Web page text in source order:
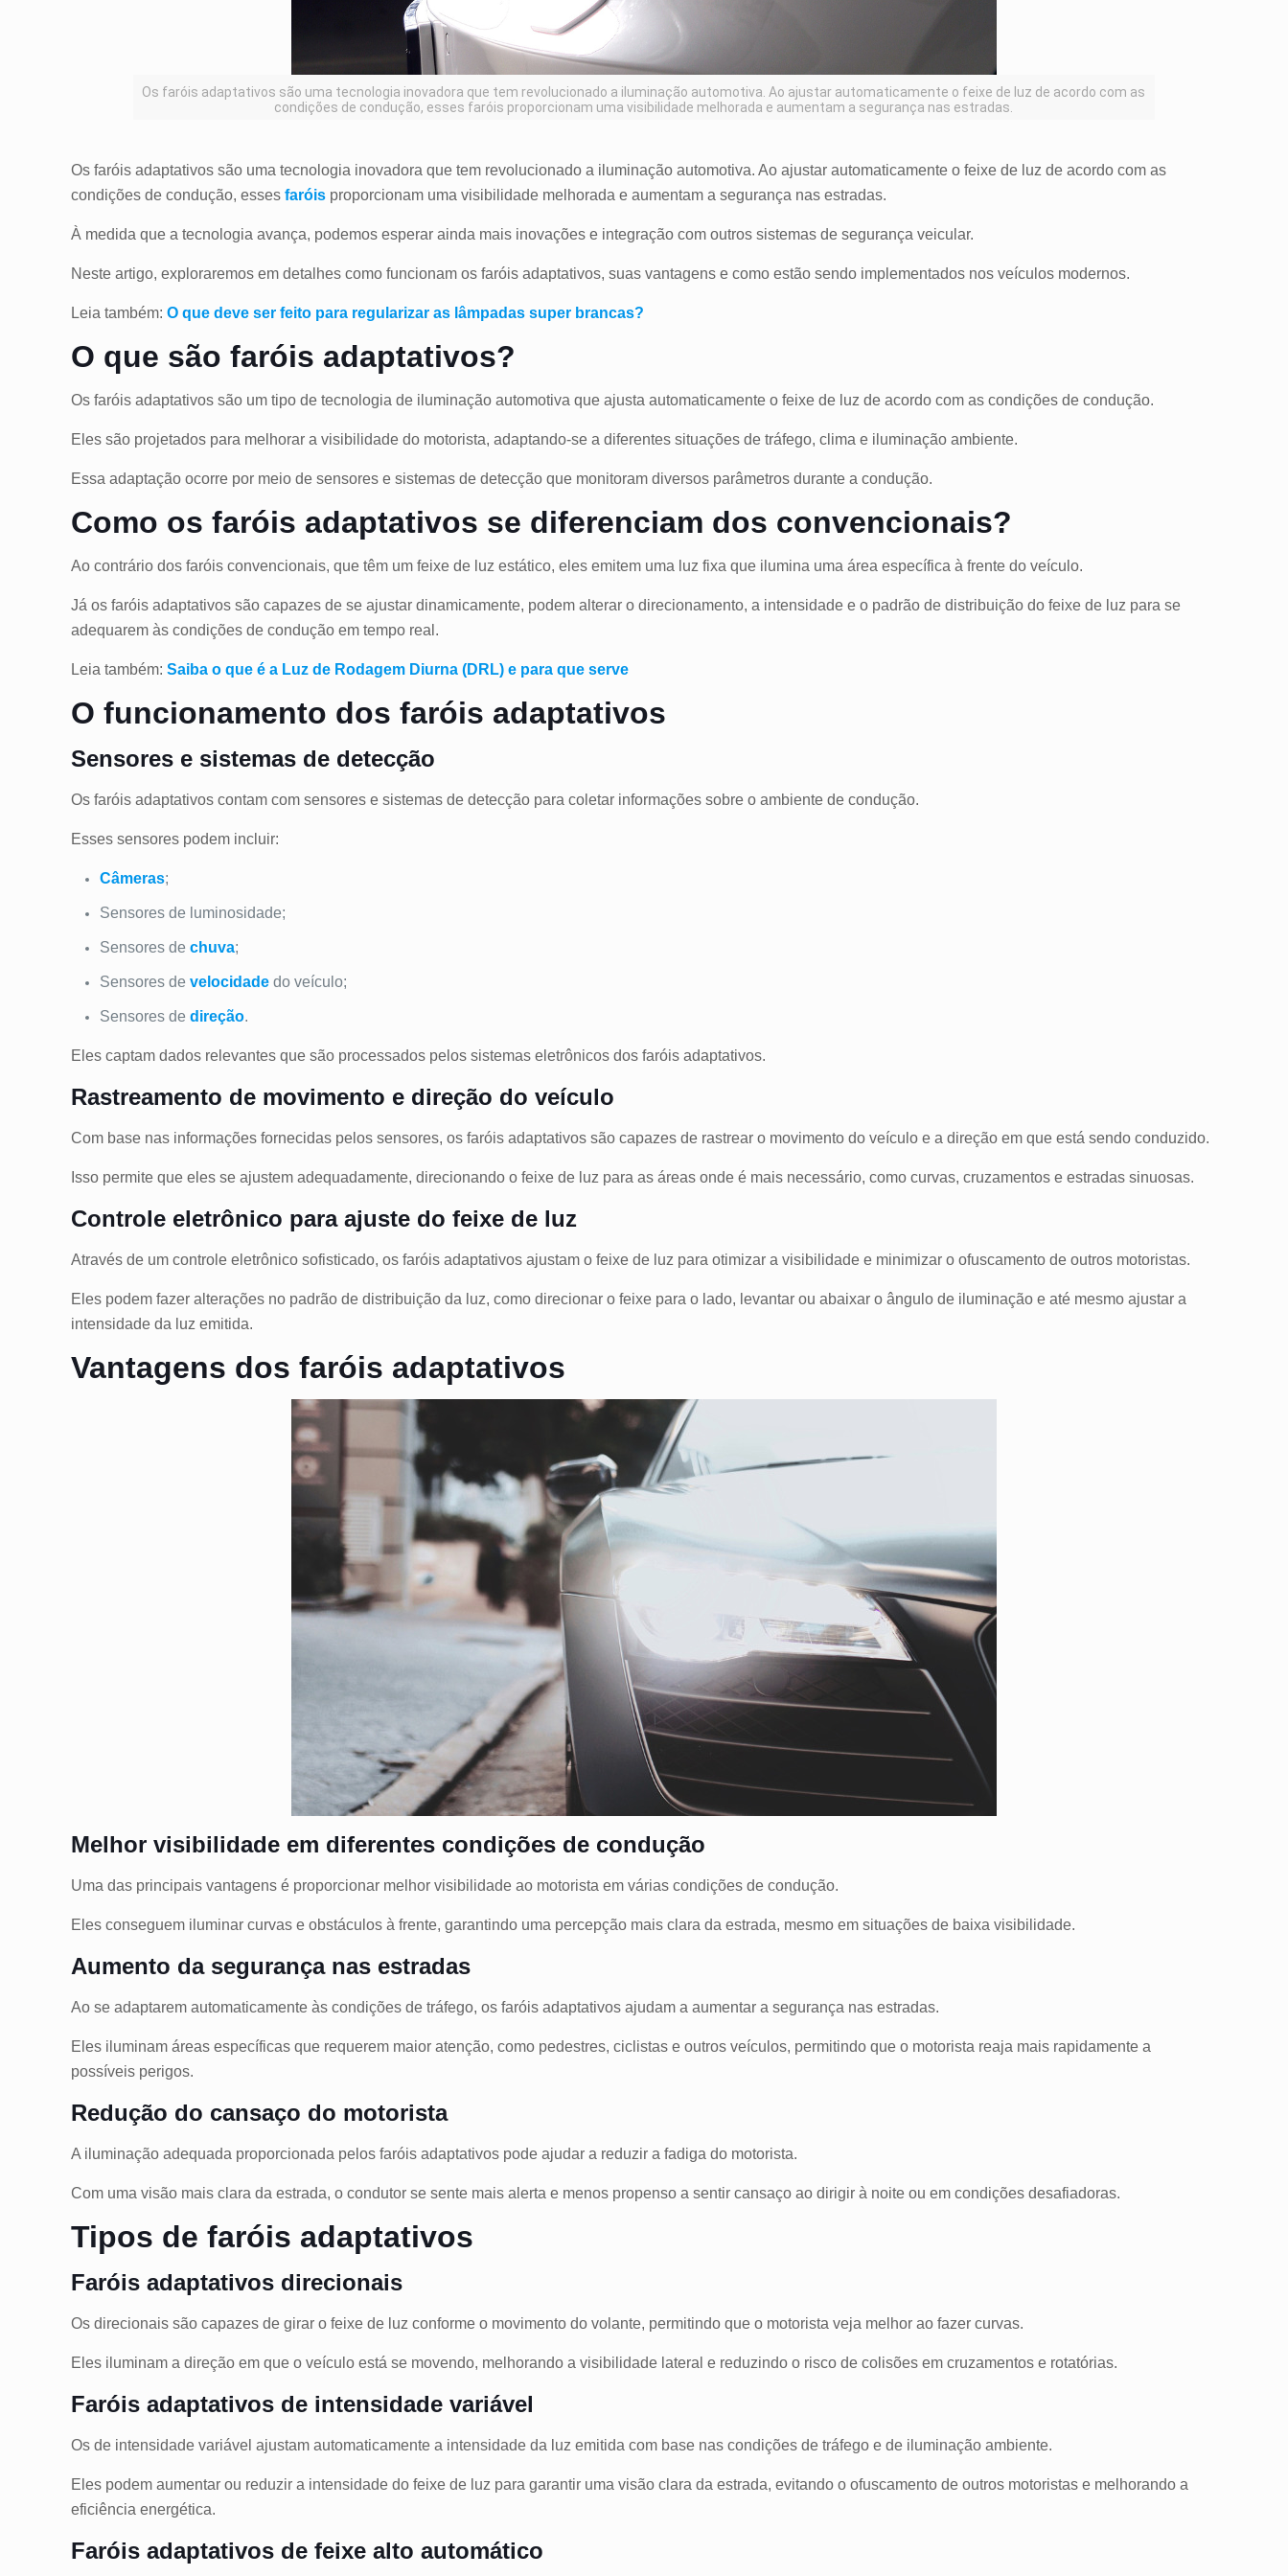
Os faróis adaptativos são uma tecnologia inovadora que tem revolucionado a iluminação automotiva. Ao ajustar automaticamente o feixe de luz de acordo com as
condições de condução, esses faróis proporcionam uma visibilidade melhorada e aumentam a segurança nas estradas.
Os faróis adaptativos são uma tecnologia inovadora que tem revolucionado a iluminação automotiva. Ao ajustar automaticamente o feixe de luz de acordo com as
condições de condução, essesfaróis proporcionam uma visibilidade melhorada e aumentam a segurança nas estradas.
À medida que a tecnologia avança, podemos esperar ainda mais inovações e integração com outros sistemas de segurança veicular.
Neste artigo, exploraremos em detalhes como funcionam os faróis adaptativos, suas vantagens e como estão sendo implementados nos veículos modernos.
Leia também:O que deve ser feito para regularizar as lâmpadas super brancas?
O que são faróis adaptativos?
Os faróis adaptativos são um tipo de tecnologia de iluminação automotiva que ajusta automaticamente o feixe de luz de acordo com as condições de condução.
Eles são projetados para melhorar a visibilidade do motorista, adaptando-se a diferentes situações de tráfego, clima e iluminação ambiente.
Essa adaptação ocorre por meio de sensores e sistemas de detecção que monitoram diversos parâmetros durante a condução.
Como os faróis adaptativos se diferenciam dos convencionais?
Ao contrário dos faróis convencionais, que têm um feixe de luz estático, eles emitem uma luz fixa que ilumina uma área específica à frente do veículo.
Já os faróis adaptativos são capazes de se ajustar dinamicamente, podem alterar o direcionamento, a intensidade e o padrão de distribuição do feixe de luz para se
adequarem às condições de condução em tempo real.
Leia também:Saiba o que é a Luz de Rodagem Diurna (DRL) e para que serve
O funcionamento dos faróis adaptativos
Sensores e sistemas de detecção
Os faróis adaptativos contam com sensores e sistemas de detecção para coletar informações sobre o ambiente de condução.
Esses sensores podem incluir:
Câmeras;
Sensores de luminosidade;
Sensores dechuva;
Sensores develocidade do veículo;
Sensores dedireção.
Eles captam dados relevantes que são processados pelos sistemas eletrônicos dos faróis adaptativos.
Rastreamento de movimento e direção do veículo
Com base nas informações fornecidas pelos sensores, os faróis adaptativos são capazes de rastrear o movimento do veículo e a direção em que está sendo conduzido.
Isso permite que eles se ajustem adequadamente, direcionando o feixe de luz para as áreas onde é mais necessário, como curvas, cruzamentos e estradas sinuosas.
Controle eletrônico para ajuste do feixe de luz
Através de um controle eletrônico sofisticado, os faróis adaptativos ajustam o feixe de luz para otimizar a visibilidade e minimizar o ofuscamento de outros motoristas.
Eles podem fazer alterações no padrão de distribuição da luz, como direcionar o feixe para o lado, levantar ou abaixar o ângulo de iluminação e até mesmo ajustar a
intensidade da luz emitida.
Vantagens dos faróis adaptativos
Melhor visibilidade em diferentes condições de condução
Uma das principais vantagens é proporcionar melhor visibilidade ao motorista em várias condições de condução.
Eles conseguem iluminar curvas e obstáculos à frente, garantindo uma percepção mais clara da estrada, mesmo em situações de baixa visibilidade.
Aumento da segurança nas estradas
Ao se adaptarem automaticamente às condições de tráfego, os faróis adaptativos ajudam a aumentar a segurança nas estradas.
Eles iluminam áreas específicas que requerem maior atenção, como pedestres, ciclistas e outros veículos, permitindo que o motorista reaja mais rapidamente a
possíveis perigos.
Redução do cansaço do motorista
A iluminação adequada proporcionada pelos faróis adaptativos pode ajudar a reduzir a fadiga do motorista.
Com uma visão mais clara da estrada, o condutor se sente mais alerta e menos propenso a sentir cansaço ao dirigir à noite ou em condições desafiadoras.
Tipos de faróis adaptativos
Faróis adaptativos direcionais
Os direcionais são capazes de girar o feixe de luz conforme o movimento do volante, permitindo que o motorista veja melhor ao fazer curvas.
Eles iluminam a direção em que o veículo está se movendo, melhorando a visibilidade lateral e reduzindo o risco de colisões em cruzamentos e rotatórias.
Faróis adaptativos de intensidade variável
Os de intensidade variável ajustam automaticamente a intensidade da luz emitida com base nas condições de tráfego e de iluminação ambiente.
Eles podem aumentar ou reduzir a intensidade do feixe de luz para garantir uma visão clara da estrada, evitando o ofuscamento de outros motoristas e melhorando a
eficiência energética.
Faróis adaptativos de feixe alto automático